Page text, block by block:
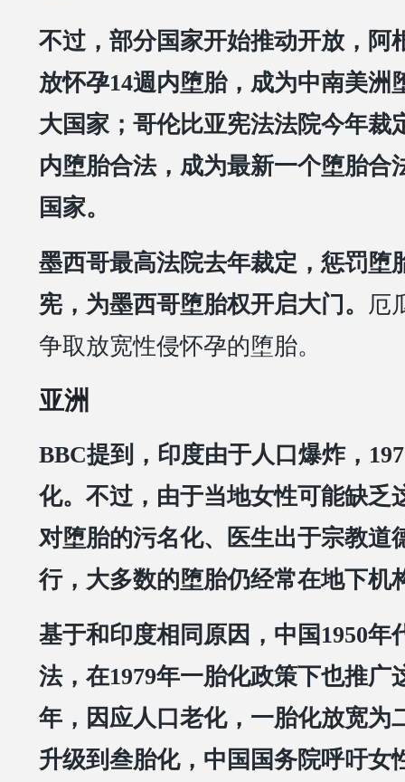
不过，部分国家开始推动开放，阿
放怀孕14週内堕胎，成为中南美洲
大国家；哥伦比亚宪法法院今年裁
内堕胎合法，成为最新一个堕胎合
国家。
墨西哥最高法院去年裁定，惩罚堕
宪，为墨西哥堕胎权开启大门。 厄
争取放宽性侵怀孕的堕胎。
亚洲
BBC提到，印度由于人口爆炸，
化。不过，由于当地女性可能缺乏
对堕胎的污名化、医生出于宗教道
行，大多数的堕胎仍经常在地下机
基于和印度相同原因，中国1950年
法，在1979年一胎化政策下也推广
年，因应人口老化，一胎化放宽为
升级到叁胎化，中国国务院呼吁女